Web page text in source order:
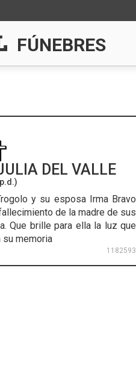
FÚNEBRES
DEL VALLE
y su esposa Irma Bravo
de la madre de sus
Que brille para ella la luz que
su memoria
1182593